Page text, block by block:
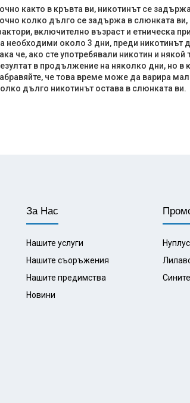
както в кръвта ви, никотинът се
колко дълго се задържа в слюнката
включително възраст и етническа
необходими около 3 дни, преди никотинът
че, ако сте употребявали никотин и
в продължение на няколко дни, но в
че това време може да варира
дълго никотинът остава в слюнката ви.
За Нас
Нашите услуги
Нашите съоръжения
Нашите предимства
Новини
Нуплус